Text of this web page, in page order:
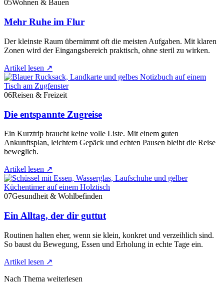
05Wohnen & Bauen
Mehr Ruhe im Flur
Der kleinste Raum übernimmt oft die meisten Aufgaben. Mit klaren
Zonen wird der Eingangsbereich praktisch, ohne steril zu wirken.
Artikel lesen ↗
06Reisen & Freizeit
Die entspannte Zugreise
Ein Kurztrip braucht keine volle Liste. Mit einem guten
Ankunftsplan, leichtem Gepäck und echten Pausen bleibt die Reise
beweglich.
Artikel lesen ↗
07Gesundheit & Wohlbefinden
Ein Alltag, der dir guttut
Routinen halten eher, wenn sie klein, konkret und verzeihlich sind.
So baust du Bewegung, Essen und Erholung in echte Tage ein.
Artikel lesen ↗
Nach Thema weiterlesen